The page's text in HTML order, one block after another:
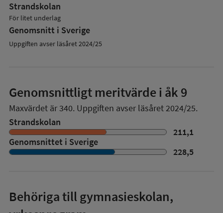
Strandskolan
För litet underlag
Genomsnitt i Sverige
Uppgiften avser läsåret 2024/25
Genomsnittligt meritvärde i åk 9
Maxvärdet är 340. Uppgiften avser läsåret 2024/25.
Strandskolan
211,1
Genomsnittet i Sverige
228,5
Behöriga till gymnasieskolan,